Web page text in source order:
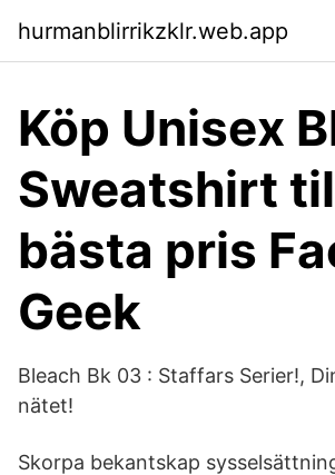
hurmanblirrikzklr.web.app
Köp Unisex
Sweatshirt
bästa pris
Geek
Bleach Bk 03 : Staffars Serier!,
nätet!
Skorpa bekantskap